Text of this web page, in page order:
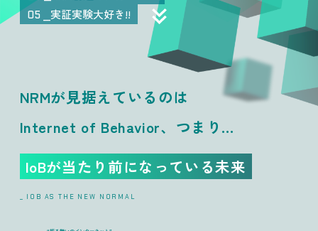
05
実証実験大好き!!
NRMが見据えているのは
Internet of Behavior、つまり...
IoBが当たり前になっている未来
_ IOB AS THE NEW NORMAL